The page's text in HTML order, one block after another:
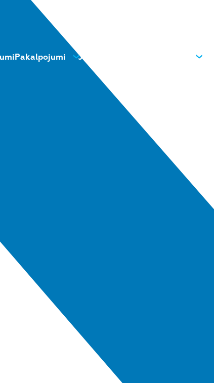
Pakalpojumi Jaunumi